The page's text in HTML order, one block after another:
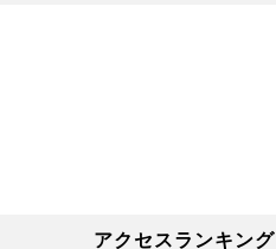
アクセスランキング